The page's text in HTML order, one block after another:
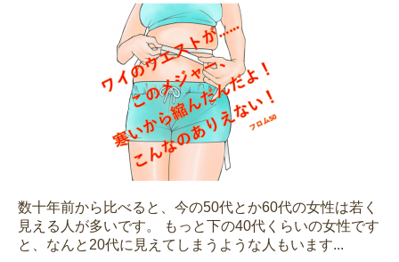
数十年前から比べると、今の50代とか60代の女性は若く
見える人が多いです。 もっと下の40代くらいの女性です
と、なんと20代に見えてしまうような人もいます...